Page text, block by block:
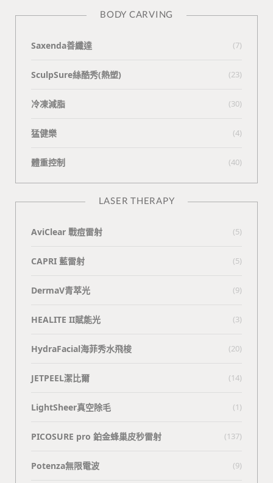
BODY CARVING
Saxenda善纖達 (7)
SculpSure絲酷秀(熱塑) (23)
冷凍減脂 (30)
猛健樂 (4)
體重控制 (40)
LASER THERAPY
AviClear 戰痘雷射 (5)
CAPRI 藍雷射 (5)
DermaV青萃光 (9)
HEALITE II賦能光 (3)
HydraFacial海菲秀水飛梭 (20)
JETPEEL潔比爾 (14)
LightSheer真空除毛 (1)
PICOSURE pro 鉑金蜂巢皮秒雷射 (137)
Potenza無限電波 (9)